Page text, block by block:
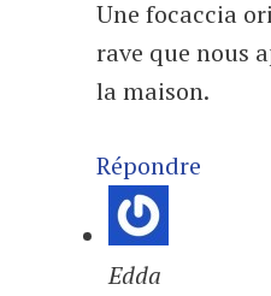
Une focaccia
rave que nous
la maison.
Répondre
Edda